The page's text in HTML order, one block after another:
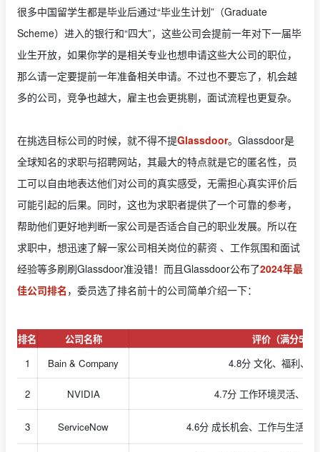
很多中国留学生都是毕业后通过“毕业生计划”（Graduate
Scheme）进入的银行和“四大”，这些公司会提前一年对下一届毕
业生开放，如果你学的是相关专业也想申请这些大公司的职位，
那么请一定要提前一年准备相关申请。不过也不要忘了，机会越
多的公司，竞争也越大，雇主也会更挑剔，面试流程也更复杂。
在挑选目标公司的时候，就不得不提Glassdoor。Glassdoor是
全球知名的求职与招聘网站，其最大的特点就是它的匿名性，员
工可以自由地表达他们对公司的真实感受，无需担心真实评价后
可能引起的后果。同时，这也为求职者提供了一个可靠的参考，
帮助他们更好地判断一家公司是否适合自己的职业发展。所以在
求职中，想迅速了解一家公司相关岗位的薪资 、工作氛围和面试
经验等多刷刷Glassdoor准没错！而且Glassdoor公布了2024年最
佳公司排名 ，委员选了排名前十的公司简单介绍一下：
排名 公司名称
评价（满分5分
1
Bain & Company 4.8分 文化、福利、
2 NVIDIA 4.7分 工作环境灵活、企
3 ServiceNow 4.6分 成长机会、工作与生活的